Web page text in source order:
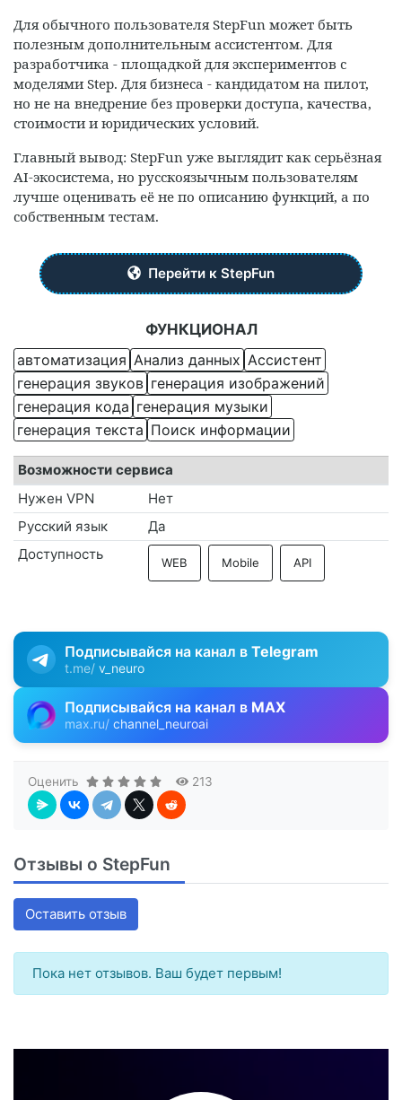
Для обычного пользователя StepFun может быть
полезным дополнительным ассистентом. Для
разработчика - площадкой для экспериментов с
моделями Step. Для бизнеса - кандидатом на пилот,
но не на внедрение без проверки доступа, качества,
стоимости и юридических условий.
Главный вывод: StepFun уже выглядит как серьёзная
AI-экосистема, но русскоязычным пользователям
лучше оценивать её не по описанию функций, а по
собственным тестам.
Перейти к StepFun
ФУНКЦИОНАЛ
автоматизация Анализ данных Ассистент
генерация звуков генерация изображений
генерация кода генерация музыки
генерация текста Поиск информации
Возможности сервиса
Нужен VPN
Нет
Русский язык
Да
Доступность
WEB Mobile API
Подписывайся на канал в Telegram
t.me/ v_neuro
Подписывайся на канал в MAX
max.ru/ channel_neuroai
Оценить 213
Отзывы о StepFun
Оставить отзыв
Пока нет отзывов. Ваш будет первым!